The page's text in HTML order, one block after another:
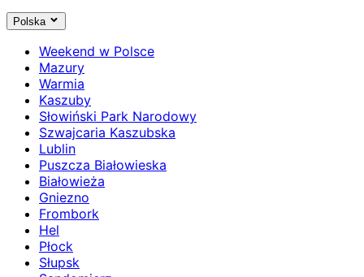
Polska
Weekend w Polsce
Mazury
Warmia
Kaszuby
Słowiński Park Narodowy
Szwajcaria Kaszubska
Lublin
Puszcza Białowieska
Białowieża
Gniezno
Frombork
Hel
Płock
Słupsk